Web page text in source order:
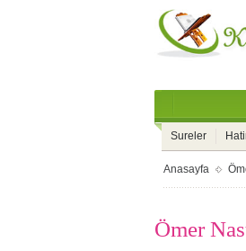
Sureler
Anasayfa
Ömer